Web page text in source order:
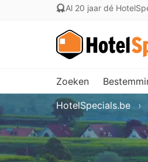
Al 20 jaar dé
Zoeken
HotelSpecials.be